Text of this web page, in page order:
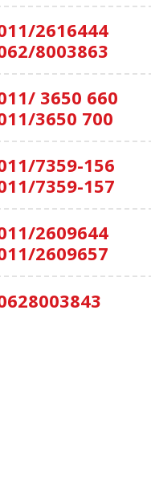
2616444
8003863
3650 660
3650 700
7359-156
7359-157
2609644
2609657